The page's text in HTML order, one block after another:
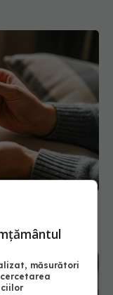
și riscuri
măsurători